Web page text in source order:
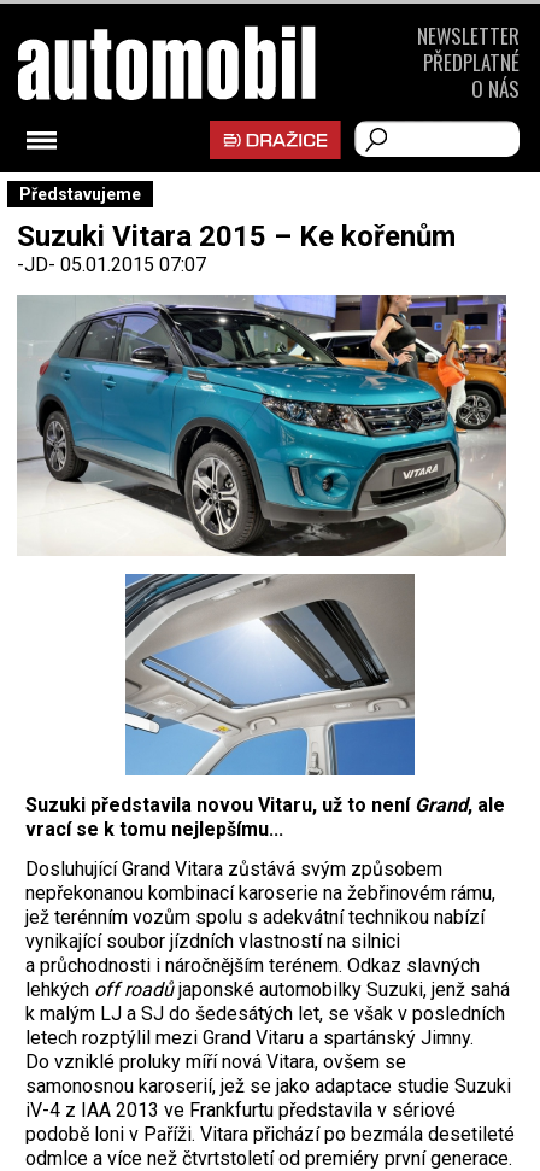
Představujeme
Suzuki Vitara 2015 – Ke kořenům
-JD- 05.01.2015 07:07
Suzuki představila novou Vitaru, už to není Grand, ale
vrací se k tomu nejlepšímu...
Dosluhující Grand Vitara zůstává svým způsobem
nepřekonanou kombinací karoserie na žebřinovém rámu,
jež terénním vozům spolu s adekvátní technikou nabízí
vynikající soubor jízdních vlastností na silnici
a průchodnosti i náročnějším terénem. Odkaz slavných
lehkých off roadůjaponské automobilky Suzuki, jenž sahá
k malým LJ a SJ do šedesátých let, se však v posledních
letech rozptýlil mezi Grand Vitaru a spartánský Jimny.
Do vzniklé proluky míří nová Vitara, ovšem se
samonosnou karoserií, jež se jako adaptace studie Suzuki
iV-4 z IAA 2013 ve Frankfurtu představila v sériové
podobě loni v Paříži. Vitara přichází po bezmála desetileté
odmlce a více než čtvrtstoletí od premiéry první generace.
NEWSLETTER
PŘEDPLATNÉ
O NÁS